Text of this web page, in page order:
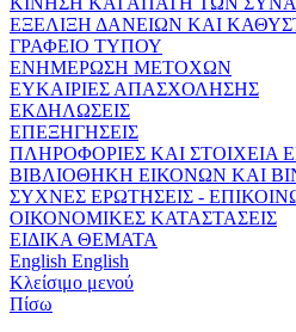
ΕΞΕΛΙΞΗ ΔΑΝΕΙΩΝ ΚΑΙ
ΓΡΑΦΕΙΟ ΤΥΠΟΥ
ΕΝΗΜΕΡΩΣΗ ΜΕΤΟΧΩΝ
ΕΥΚΑΙΡΙΕΣ ΑΠΑΣΧΟΛΗΣΗΣ
ΕΚΔΗΛΩΣΕΙΣ
ΕΠΕΞΗΓΗΣΕΙΣ
ΠΛΗΡΟΦΟΡΙΕΣ ΚΑΙ ΣΤΟΙΧΕΙΑ
ΒΙΒΛΙΟΘΗΚΗ ΕΙΚΟΝΩΝ ΚΑΙ
ΣΥΧΝΕΣ ΕΡΩΤΗΣΕΙΣ -
ΟΙΚΟΝΟΜΙΚΕΣ ΚΑΤΑΣΤΑΣΕΙΣ
ΕΙΔΙΚΑ ΘΕΜΑΤΑ
English English
Κλείσιμο μενού
Πίσω